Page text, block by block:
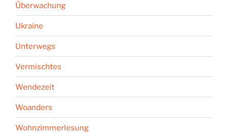
Überwachung
Ukraine
Unterwegs
Vermischtes
Wendezeit
Woanders
Wohnzimmerlesung